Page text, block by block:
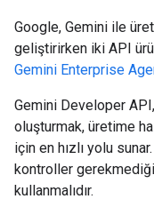
Google, Gemini ile
geliştirirken iki API
Gemini Enterprise
Gemini Developer
oluşturmak, üretime
için en hızlı yolu
kontroller
kullanmalıdır.